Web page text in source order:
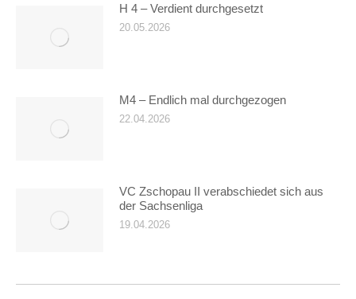
H 4 – Verdient durchgesetzt
20.05.2026
M4 – Endlich mal durchgezogen
22.04.2026
VC Zschopau II verabschiedet sich aus
der Sachsenliga
19.04.2026